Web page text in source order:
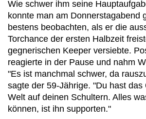
Wie schwer ihm seine
konnte man am Donnerstagabend
bestens beobachten, als er die
Torchance der ersten Halbzeit
gegnerischen Keeper versiebte.
reagierte in der Pause und nahm
"Es ist manchmal schwer, da
sagte der 59-Jährige. "Du hast das
Welt auf deinen Schultern. Alles
können, ist ihn supporten."